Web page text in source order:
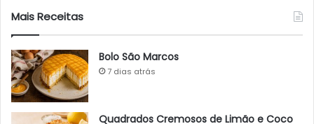
Mais Receitas
Bolo São Marcos
7 dias atrás
Quadrados Cremosos de Limão e Coco